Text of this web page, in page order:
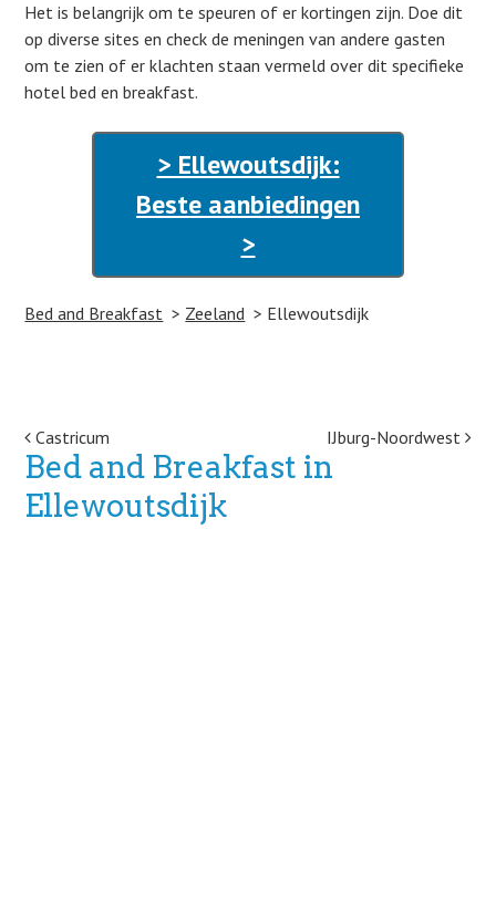
Het is belangrijk om te speuren of er kortingen zijn. Doe dit
op diverse sites en check de meningen van andere gasten
om te zien of er klachten staan vermeld over dit specifieke
hotel bed en breakfast.
> Ellewoutsdijk:
Beste aanbiedingen
>
Bed and Breakfast Zeeland Ellewoutsdijk
Post navigation
Castricum IJburg-Noordwest
Bed and Breakfast in
Ellewoutsdijk